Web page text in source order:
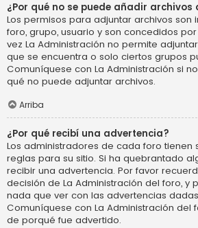
¿Por qué no se puede añadir archivos
Los permisos para adjuntar archivos son
foro, grupo, usuario y son concedidos por
vez La Administración no permite
que se encuentra o solo ciertos grupos
Comuníquese con La Administración si
qué no puede adjuntar archivos.
Arriba
¿Por qué recibí una advertencia?
Los administradores de cada foro tienen
reglas para su sitio. Si ha quebrantado
recibir una advertencia. Por favor
decisión de La Administración del foro, y
nada que ver con las advertencias
Comuníquese con La Administración del
de porqué fue advertido.